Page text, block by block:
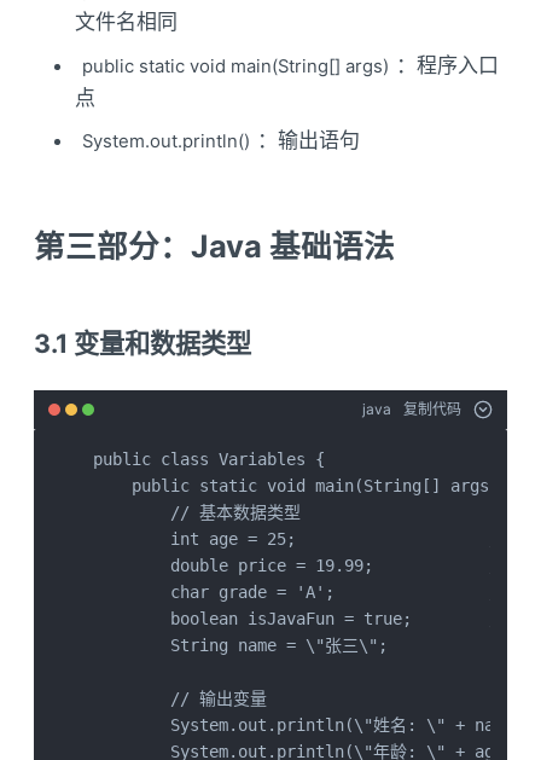
文件名相同
public static void main(String[] args) ：程序入口
点
System.out.println() ：输出语句
第三部分：Java 基础语法
3.1 变量和数据类型
java 复制代码
public class Variables {
    public static void main(String[] args) {
        // 基本数据类型
int age = 25;                    // 整
double price = 19.99;            // 浮
char grade = 'A';                // 字
boolean isJavaFun = true;        // 布
String name = \"张三\";            //
        // 输出变量
        System.out.println(\"姓名: \" + name);
        System.out.println(\"年龄: \" + age);